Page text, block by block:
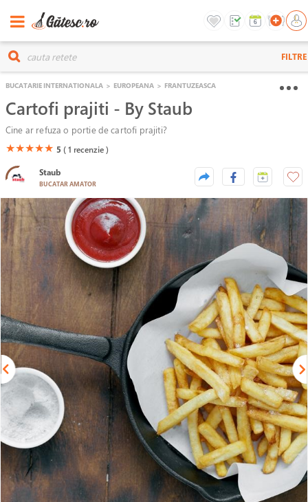
FILTRE
BUCATARIE INTERNATIONALA > EUROPEANA > FRANTUZEASCA
Cartofi prajiti - By Staub
Cine ar refuza o portie de cartofi prajiti?
(*)
★(*)
★(*)
★(*)
★(*)
★ 5 ( 1 recenzie )
Staub
BUCATAR AMATOR